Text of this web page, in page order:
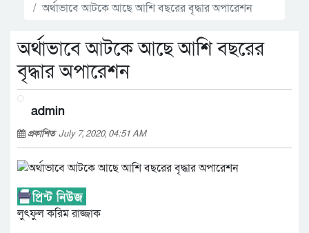
অর্থাভাবে আটকে আছে আশি বছরের বৃদ্ধার অপারেশন
অর্থাভাবে আটকে আছে আশি বছরের
বৃদ্ধার অপারেশন
admin
প্রকাশিতJuly 7, 2020, 04:51 AM
লুৎফুল করিম রাজ্জাক